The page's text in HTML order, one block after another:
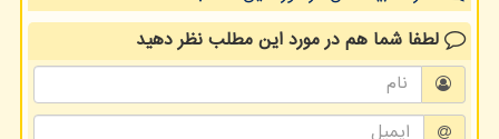
لطفا شما همدر مورد این مطلبنظر دهید